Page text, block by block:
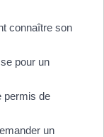
connaître son
pour un
permis de
un